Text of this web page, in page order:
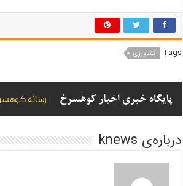
Tags کشاورزی
درباره‌ی knews